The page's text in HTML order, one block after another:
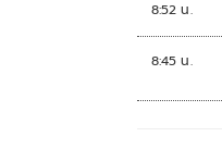
8:52 น.
8:45 น.